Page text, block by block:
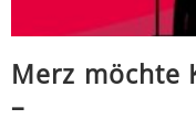
Merz möchte
–